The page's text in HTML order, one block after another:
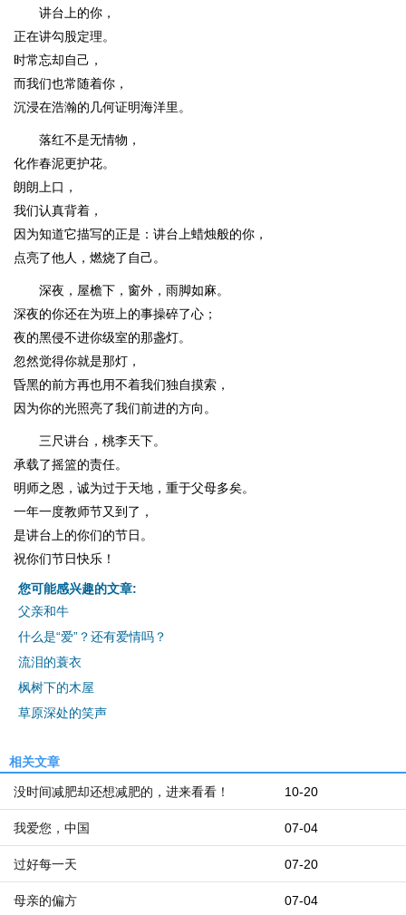
讲台上的你，
正在讲勾股定理。
时常忘却自己，
而我们也常随着你，
沉浸在浩瀚的几何证明海洋里。
落红不是无情物，
化作春泥更护花。
朗朗上口，
我们认真背着，
因为知道它描写的正是：讲台上蜡烛般的你，
点亮了他人，燃烧了自己。
深夜，屋檐下，窗外，雨脚如麻。
深夜的你还在为班上的事操碎了心；
夜的黑侵不进你级室的那盏灯。
忽然觉得你就是那灯，
昏黑的前方再也用不着我们独自摸索，
因为你的光照亮了我们前进的方向。
三尺讲台，桃李天下。
承载了摇篮的责任。
明师之恩，诚为过于天地，重于父母多矣。
一年一度教师节又到了，
是讲台上的你们的节日。
祝你们节日快乐！
您可能感兴趣的文章:
父亲和牛
什么是“爱”？还有爱情吗？
流泪的蓑衣
枫树下的木屋
草原深处的笑声
相关文章
10-20
没时间减肥却还想减肥的，进来看看！
07-04
我爱您，中国
07-20
过好每一天
07-04
母亲的偏方